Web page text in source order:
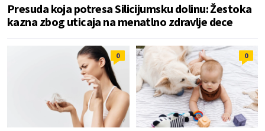
Presuda koja potresa Silicijumsku dolinu: Žestoka
kazna zbog uticaja na menatlno zdravlje dece
0 0